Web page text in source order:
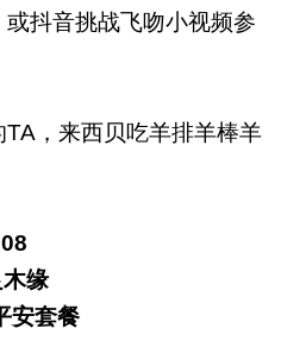
抖音挑战飞吻小视频参
，来西贝吃羊排羊棒羊
08
木缘
安套餐